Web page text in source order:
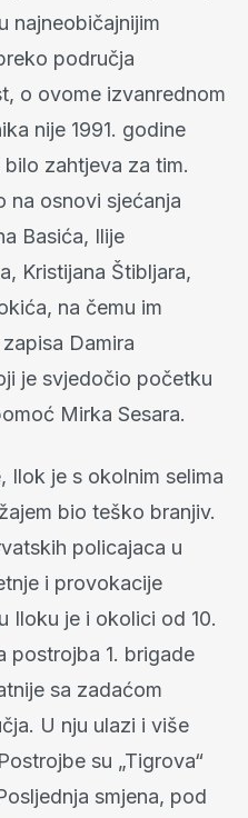
najneobičajnijim
područja
o ovome izvanrednom
nije 1991. godine
zahtjeva za tim.
na osnovi sjećanja
Basića, Ilije
Kristijana Štibljara,
na čemu im
Damira
je svjedočio početku
Mirka Sesara.
Ilok je s okolnim selima
bio teško branjiv.
policajaca u
i provokacije
Iloku je i okolici od 10.
postrojba 1. brigade
sa zadaćom
U nju ulazi i više
su „Tigrova“
smjena, pod